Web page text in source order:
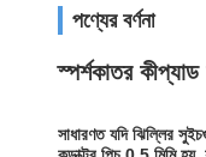
পণ্যের বর্ণনা
স্পর্শকাতর
সাধারণত যদি ঝিল্লির